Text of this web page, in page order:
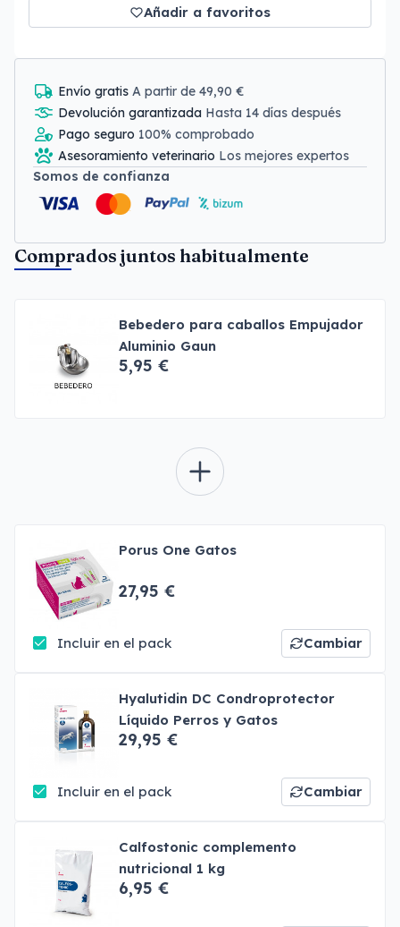
Añadir a favoritos
Envío gratis A partir de 49,90 €
Devolución garantizada Hasta 14 días después
Pago seguro 100% comprobado
Asesoramiento veterinario Los mejores expertos
Somos de confianza
Comprados juntos habitualmente
Bebedero para caballos Empujador
Aluminio Gaun
5,95 €
Porus One Gatos
27,95 €
Incluir en el pack Cambiar
Hyalutidin DC Condroprotector
Líquido Perros y Gatos
29,95 €
Incluir en el pack Cambiar
Calfostonic complemento
nutricional 1 kg
6,95 €